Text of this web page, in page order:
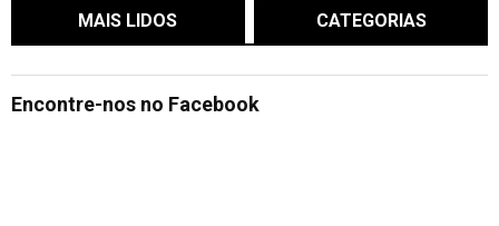
MAIS LIDOS CATEGORIAS
Encontre-nos no Facebook